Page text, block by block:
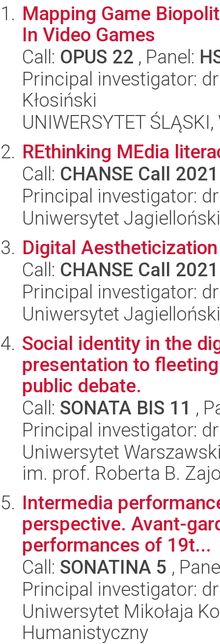
Mapping Game
In Video Games
Call: OPUS 22 , Panel:
Principal investigator:
Kłosiński
UNIWERSYTET
REthinking MEdia
Call: CHANSE Call 2021
Principal investigator:
Uniwersytet Jagielloński
Digital
Call: CHANSE Call 2021
Principal investigator:
Uniwersytet Jagielloński
Social identity in the
presentation to
public debate.
Call: SONATA BIS 11 ,
Principal investigator:
Uniwersytet
im. prof. Roberta B.
Intermedia
perspective. Avant-
performances of 19t...
Call: SONATINA 5 ,
Principal investigator:
Uniwersytet Mikołaja
Humanistyczny